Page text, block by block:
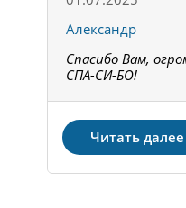
Александр
Спасибо Вам,
СПА-СИ-БО!
Читать далее